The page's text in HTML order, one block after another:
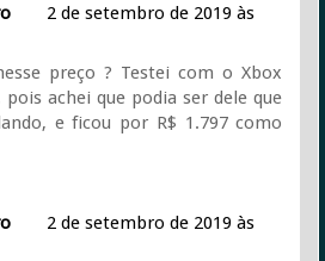
2 de setembro de 2019 às
preço ? Testei com o Xbox
pois achei que podia ser dele que
e ficou por R$ 1.797 como
2 de setembro de 2019 às